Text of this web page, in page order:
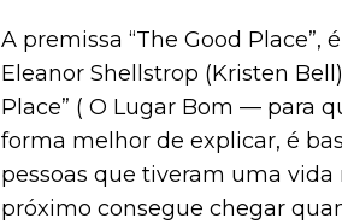
A premissa “The Good
Eleanor Shellstrop (Kristen
Place” ( O Lugar Bom — para
forma melhor de explicar, é
pessoas que tiveram uma
próximo consegue chegar